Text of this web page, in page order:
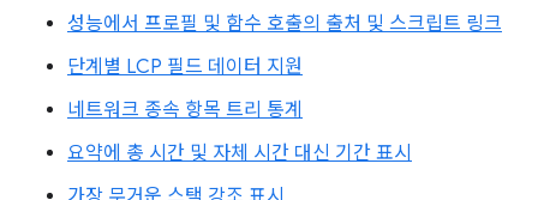
성능에서 프로필 및 함수 호출의 출처 및 스크립트 링크
단계별 LCP 필드 데이터 지원
네트워크 종속 항목 트리 통계
요약에 총 시간 및 자체 시간 대신 기간 표시